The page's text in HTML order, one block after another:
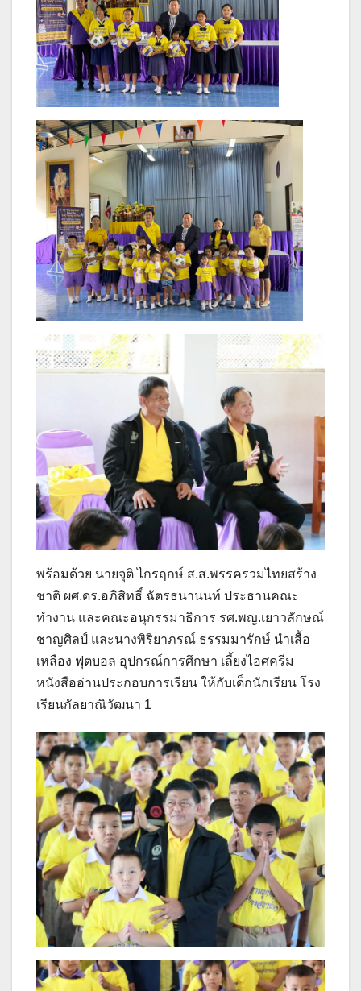
พร้อมด้วย นายจุติ ไกรฤกษ์ ส.ส.พรรครวมไทยสร้าง
ชาติ ผศ.ดร.อภิสิทธิ์ ฉัตรธนานนท์ ประธานคณะ
ทำงาน และคณะอนุกรรมาธิการ รศ.พญ.เยาวลักษณ์
ชาญศิลป์ และนางพิริยาภรณ์ ธรรมมารักษ์ นำเสื้อ
เหลือง ฟุตบอล อุปกรณ์การศึกษา เลี้ยงไอศครีม
หนังสืออ่านประกอบการเรียน ให้กับเด็กนักเรียน โรง
เรียนกัลยาณิวัฒนา 1